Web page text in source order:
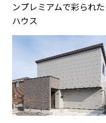
ンプレミアムで彩られ
ハウス